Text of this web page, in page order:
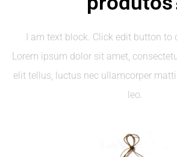
I am text block. Click edit button to
Lorem ipsum dolor sit amet,
elit tellus, luctus nec ullamcorper
leo.